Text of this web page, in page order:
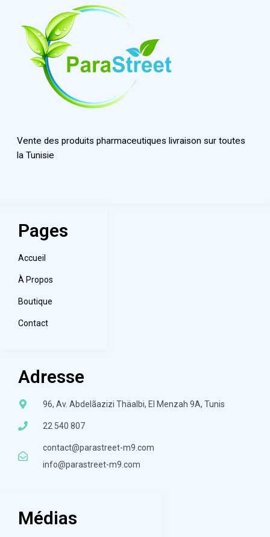
Vente des produits pharmaceutiques livraison sur toutes
la Tunisie
Pages
Accueil
À Propos
Boutique
Contact
Adresse
96, Av. Abdelãazizi Thäalbi, El Menzah 9A, Tunis
22 540 807
contact@parastreet-m9.com
info@parastreet-m9.com
Médias